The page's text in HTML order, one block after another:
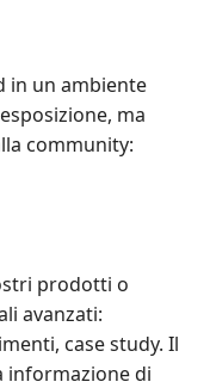
in un ambiente
ma
community:
prodotti o
avanzati:
case study. Il
informazione di